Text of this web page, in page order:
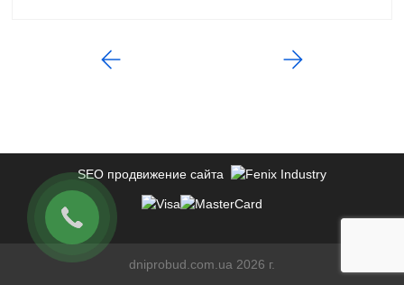
dniprobud.com.ua 2026 г.
SEO продвижение сайта